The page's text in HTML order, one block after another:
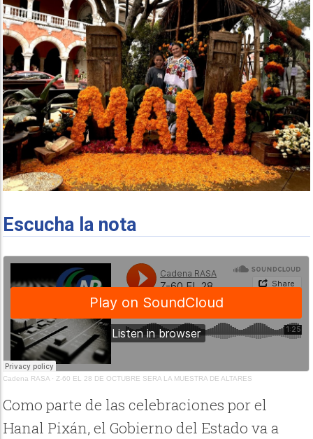
Escucha la nota
Cadena RASA ·Z-60 EL 28 DE OCTUBRE SERA LA MUESTRA DE ALTARES
Como parte de las celebraciones por el
Hanal Pixán, el Gobierno del Estado va a